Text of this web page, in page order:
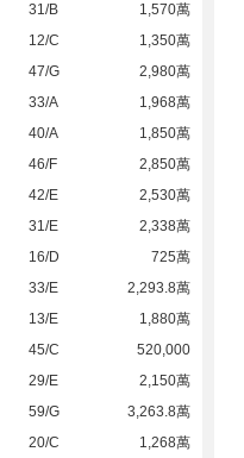
31/B
1,570萬
12/C
1,350萬
47/G
2,980萬
33/A
1,968萬
40/A
1,850萬
46/F
2,850萬
42/E
2,530萬
31/E
2,338萬
16/D
725萬
33/E
2,293.8萬
13/E
1,880萬
45/C
520,000
29/E
2,150萬
59/G
3,263.8萬
20/C
1,268萬